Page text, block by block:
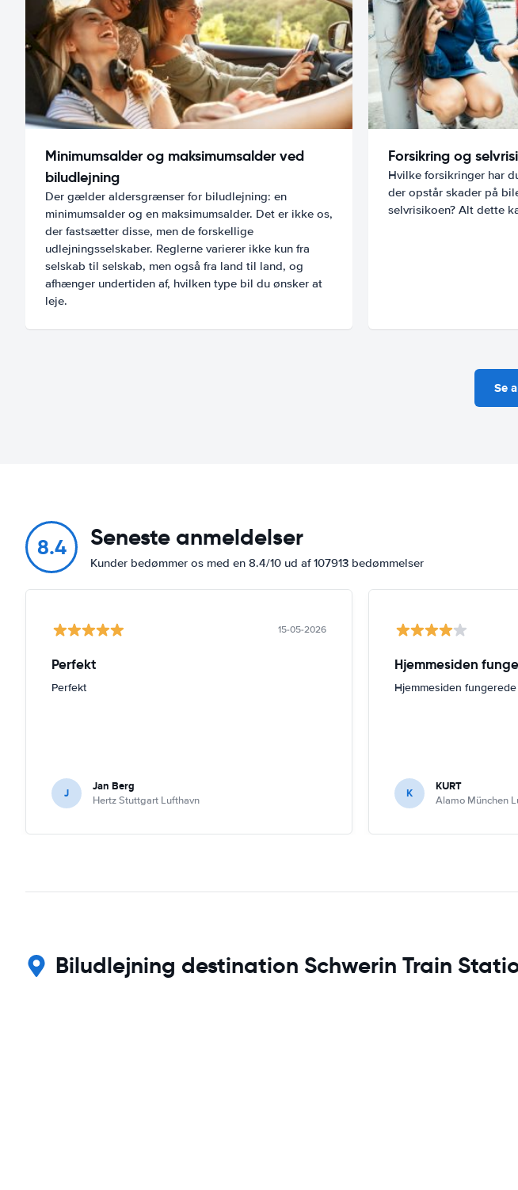
Minimumsalder og maksimumsalder ved
biludlejning
Der gælder aldersgrænser for biludlejning: en
minimumsalder og en maksimumsalder. Det er ikke os,
der fastsætter disse, men de forskellige
udlejningsselskaber. Reglerne varierer ikke kun fra
selskab til selskab, men også fra land til land, og
afhænger undertiden af, hvilken type bil du ønsker at
leje.
Forsikring og
Hvilke forsikringer har
der opstår skader på
selvrisikoen? Alt dette
Se
8.4 Seneste anmeldelser
Kunder bedømmer os med en 8.4/10 ud af 107913 bedømmelser
15-05-2026
Perfekt
Perfekt
J Jan Berg
Hertz Stuttgart Lufthavn
Hjemmesiden
Hjemmesiden
K KURT
Alamo München
Biludlejning destination Schwerin Train